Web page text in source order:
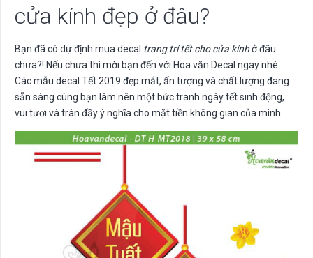
cửa kính đẹp ở đâu?
Bạn đã có dự định mua decal trang trí tết cho cửa kínhở đâu
chưa?! Nếu chưa thì mời bạn đến với Hoa văn Decal ngay nhé.
Các mẫu decal Tết 2019 đẹp mắt, ấn tượng và chất lượng đang
sẵn sàng cùng bạn làm nên một bức tranh ngày tết sinh động,
vui tươi và tràn đầy ý nghĩa cho mặt tiền không gian của mình.